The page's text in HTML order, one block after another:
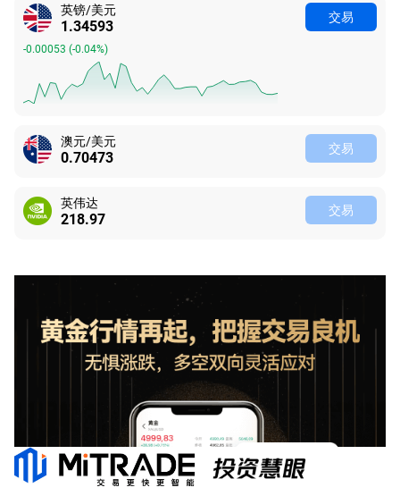
英镑/美元
1.34593
-0.00053 (-0.04%)
交易
澳元/美元
0.70473 交易
英伟达
218.97 交易